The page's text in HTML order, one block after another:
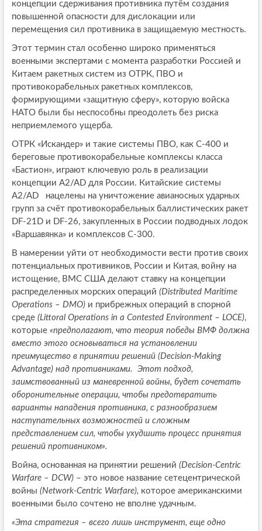
концепции сдерживания противника путём создания
повышенной опасности для дислокации или
перемещения сил противника в защищаемую местность.
Этот термин стал особенно широко применяться
военными экспертами с момента разработки Россией и
Китаем ракетных систем из ОТРК, ПВО и
противокорабельных ракетных комплексов,
формирующими «защитную сферу», которую войска
НАТО были бы неспособны преодолеть без риска
неприемлемого ущерба.
ОТРК «Искандер» и такие системы ПВО, как С-400 и
береговые противокорабельные комплексы класса
«Бастион», играют ключевую роль в реализации
концепции A2/AD для России. Китайские системы
A2/AD нацелены на уничтожение авианосных ударных
групп за счёт противокорабельных баллистических ракет
DF-21D и DF-26, закупленных в России подводных лодок
«Варшавянка» и комплексов С-300.
В намерении уйти от необходимости вести против своих
потенциальных противников, России и Китая, войну на
истощение, ВМС США делают ставку на концепции
распределенных морских операций (Distributed Maritime
Operations – DMO) и прибрежных операций в спорной
среде (Littoral Operations in a Contested Environment – LOCE),
которые «предполагают, что теория победы ВМФ должна
вместо этого основываться на установлении
преимущество в принятии решений (Decision-Making
Advantage) над противниками. Этот подход,
заимствованный из маневренной войны, будет сочетать
оборонительные операции, чтобы предотвратить
варианты нападения противника, с разнообразием
наступательных возможностей и сложным
представлением сил, чтобы ухудшить процесс принятия
решений противником».
Война, основанная на принятии решений (Decision-Centric
Warfare – DCW) – это новое название сетецентрической
войны (Network-Centric Warfare), которое американскими
военными было сочтено не вполне удачным.
«Эта стратегия – всего лишь инструмент, еще одно